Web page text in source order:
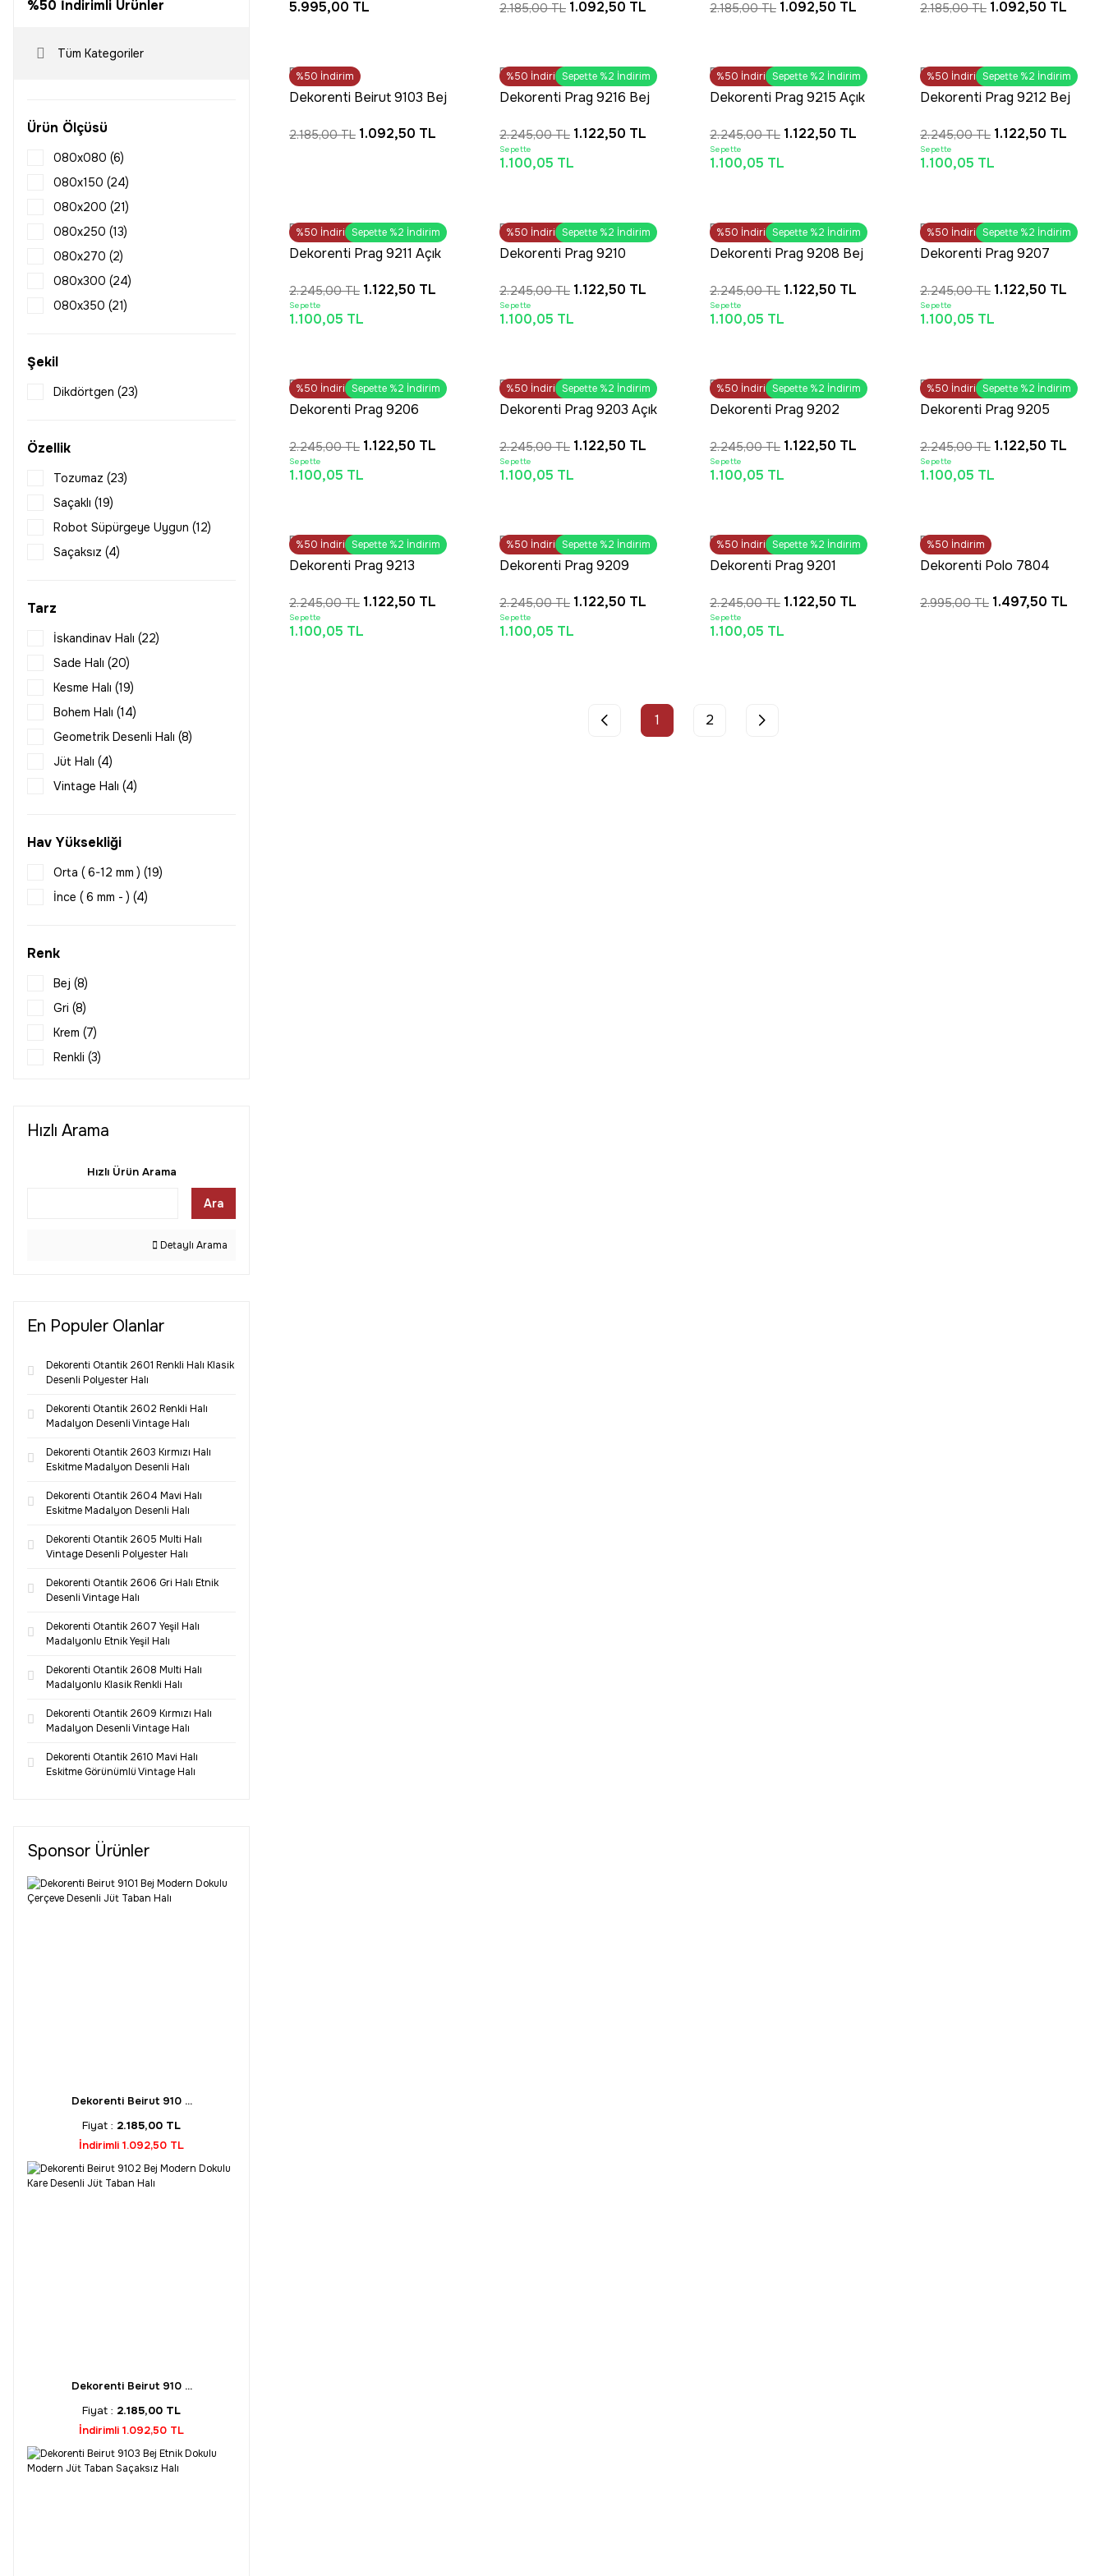
%50 İndirimli Ürünler
Tüm Kategoriler
Ürün Ölçüsü
080x080 (6)
080x150 (24)
080x200 (21)
080x250 (13)
080x270 (2)
080x300 (24)
080x350 (21)
080x450 (20)
100x100 (2)
100x150 (21)
100x200 (24)
100x220 (2)
100x225 (5)
100x250 (21)
120x200 (21)
120x250 (17)
120x300 (21)
120x350 (21)
120x450 (21)
160x350 (2)
Şekil
Dikdörtgen (23)
Özellik
Tozumaz (23)
Saçaklı (19)
Robot Süpürgeye Uygun (12)
Saçaksız (4)
Tarz
İskandinav Halı (22)
Sade Halı (20)
Kesme Halı (19)
Bohem Halı (14)
Geometrik Desenli Halı (8)
Jüt Halı (4)
Vintage Halı (4)
Modern Halı (4)
Hav Yüksekliği
Orta ( 6-12 mm ) (19)
İnce ( 6 mm - ) (4)
Renk
Bej (8)
Gri (8)
Krem (7)
Renkli (3)
Hızlı Arama
Hızlı Ürün Arama
Ara
Detaylı Arama
En Populer Olanlar
Dekorenti Otantik 2601 Renkli Halı Klasik
Desenli Polyester Halı
Dekorenti Otantik 2602 Renkli Halı
Madalyon Desenli Vintage Halı
Dekorenti Otantik 2603 Kırmızı Halı
Eskitme Madalyon Desenli Halı
Dekorenti Otantik 2604 Mavi Halı
Eskitme Madalyon Desenli Halı
Dekorenti Otantik 2605 Multi Halı
Vintage Desenli Polyester Halı
Dekorenti Otantik 2606 Gri Halı Etnik
Desenli Vintage Halı
Dekorenti Otantik 2607 Yeşil Halı
Madalyonlu Etnik Yeşil Halı
Dekorenti Otantik 2608 Multi Halı
Madalyonlu Klasik Renkli Halı
Dekorenti Otantik 2609 Kırmızı Halı
Madalyon Desenli Vintage Halı
Dekorenti Otantik 2610 Mavi Halı
Eskitme Görünümlü Vintage Halı
Sponsor Ürünler
Dekorenti Beirut 910 ...
Fiyat : 2.185,00 TL
İndirimli 1.092,50 TL
Dekorenti Beirut 910 ...
Fiyat : 2.185,00 TL
İndirimli 1.092,50 TL
Klasik Salon Halısı
5.995,00 TL
Jüt Taban Halı
2.185,00 TL 1.092,50 TL
Desenli Jüt Taban Halı
2.185,00 TL 1.092,50 TL
Desenli Jüt Taban Halı
2.185,00 TL 1.092,50 TL
%50 İndirim
Dekorenti
Dekorenti Beirut 9103 Bej
Taban Saçaksız Halı
2.185,00 TL 1.092,50 TL
%50 İndirimSepette %2 İndirim
Tüm Alışverişlerde Ücretsiz
Kargo
Dekorenti
Dekorenti Prag 9216 Bej
Yumuşak Tuşeli
İskandinav Halı
2.245,00 TL 1.122,50 TL
Sepette
1.100,05 TL
%50 İndirimSepette %2 İndirim
HIZLI TESLİMAT
Dekorenti
Dekorenti Prag 9215 Açık
Yumuşak Tuşeli
İskandinav Halı
2.245,00 TL 1.122,50 TL
Sepette
1.100,05 TL
%50 İndirimSepette %2 İndirim
HIZLI TESLİMAT
Dekorenti
Dekorenti Prag 9212 Bej
Yumuşak Tuşeli
İskandinav Halı
2.245,00 TL 1.122,50 TL
Sepette
1.100,05 TL
%50 İndirimSepette %2 İndirim
HIZLI TESLİMAT
Dekorenti
Dekorenti Prag 9211 Açık
Yumuşak Tuşeli
İskandinav Halı
2.245,00 TL 1.122,50 TL
Sepette
1.100,05 TL
%50 İndirimSepette %2 İndirim
SAAT 16:30’a KADAR AYNI GÜN
KARGO
Dekorenti
Dekorenti Prag 9210
Saçaklı Yumuşak Tuşeli
İskandinav Halı
2.245,00 TL 1.122,50 TL
Sepette
1.100,05 TL
%50 İndirimSepette %2 İndirim
Tüm Alışverişlerde Ücretsiz
Kargo
Dekorenti
Dekorenti Prag 9208 Bej
Yumuşak Tuşeli
İskandinav Halı
2.245,00 TL 1.122,50 TL
Sepette
1.100,05 TL
%50 İndirimSepette %2 İndirim
HIZLI TESLİMAT
Dekorenti
Dekorenti Prag 9207
Saçaklı Yumuşak Tuşeli
İskandinav Halı
2.245,00 TL 1.122,50 TL
Sepette
1.100,05 TL
%50 İndirimSepette %2 İndirim
SAAT 16:30’a KADAR AYNI GÜN
KARGO
Dekorenti
Dekorenti Prag 9206
Saçaklı Yumuşak Tuşeli
İskandinav Halı
2.245,00 TL 1.122,50 TL
Sepette
1.100,05 TL
%50 İndirimSepette %2 İndirim
SAAT 16:30’a KADAR AYNI GÜN
KARGO
Dekorenti
Dekorenti Prag 9203 Açık
Yumuşak Tuşeli
İskandinav Halı
2.245,00 TL 1.122,50 TL
Sepette
1.100,05 TL
%50 İndirimSepette %2 İndirim
Tüm Alışverişlerde Ücretsiz
Kargo
Dekorenti
Dekorenti Prag 9202
Saçaklı Yumuşak Tuşeli
İskandinav Halı
2.245,00 TL 1.122,50 TL
Sepette
1.100,05 TL
%50 İndirimSepette %2 İndirim
SAAT 16:30’a KADAR AYNI GÜN
KARGO
Dekorenti
Dekorenti Prag 9205
Saçaklı Yumuşak Tuşeli
İskandinav Halı
2.245,00 TL 1.122,50 TL
Sepette
1.100,05 TL
%50 İndirimSepette %2 İndirim
Tüm Alışverişlerde Ücretsiz
Kargo
Dekorenti
Dekorenti Prag 9213
Saçaklı Yumuşak Tuşeli
İskandinav Halı
2.245,00 TL 1.122,50 TL
Sepette
1.100,05 TL
%50 İndirimSepette %2 İndirim
HIZLI TESLİMAT
Dekorenti
Dekorenti Prag 9209
Saçaklı Yumuşak Tuşeli
İskandinav Halı
2.245,00 TL 1.122,50 TL
Sepette
1.100,05 TL
%50 İndirimSepette %2 İndirim
SAAT 16:30’a KADAR AYNI GÜN
KARGO
Dekorenti
Dekorenti Prag 9201
Saçaklı Yumuşak Tuşeli
İskandinav Halı
2.245,00 TL 1.122,50 TL
Sepette
1.100,05 TL
%50 İndirim
Dekorenti
Dekorenti Polo 7804
Üçgen Desenli Örgü
2.995,00 TL 1.497,50 TL
1 2